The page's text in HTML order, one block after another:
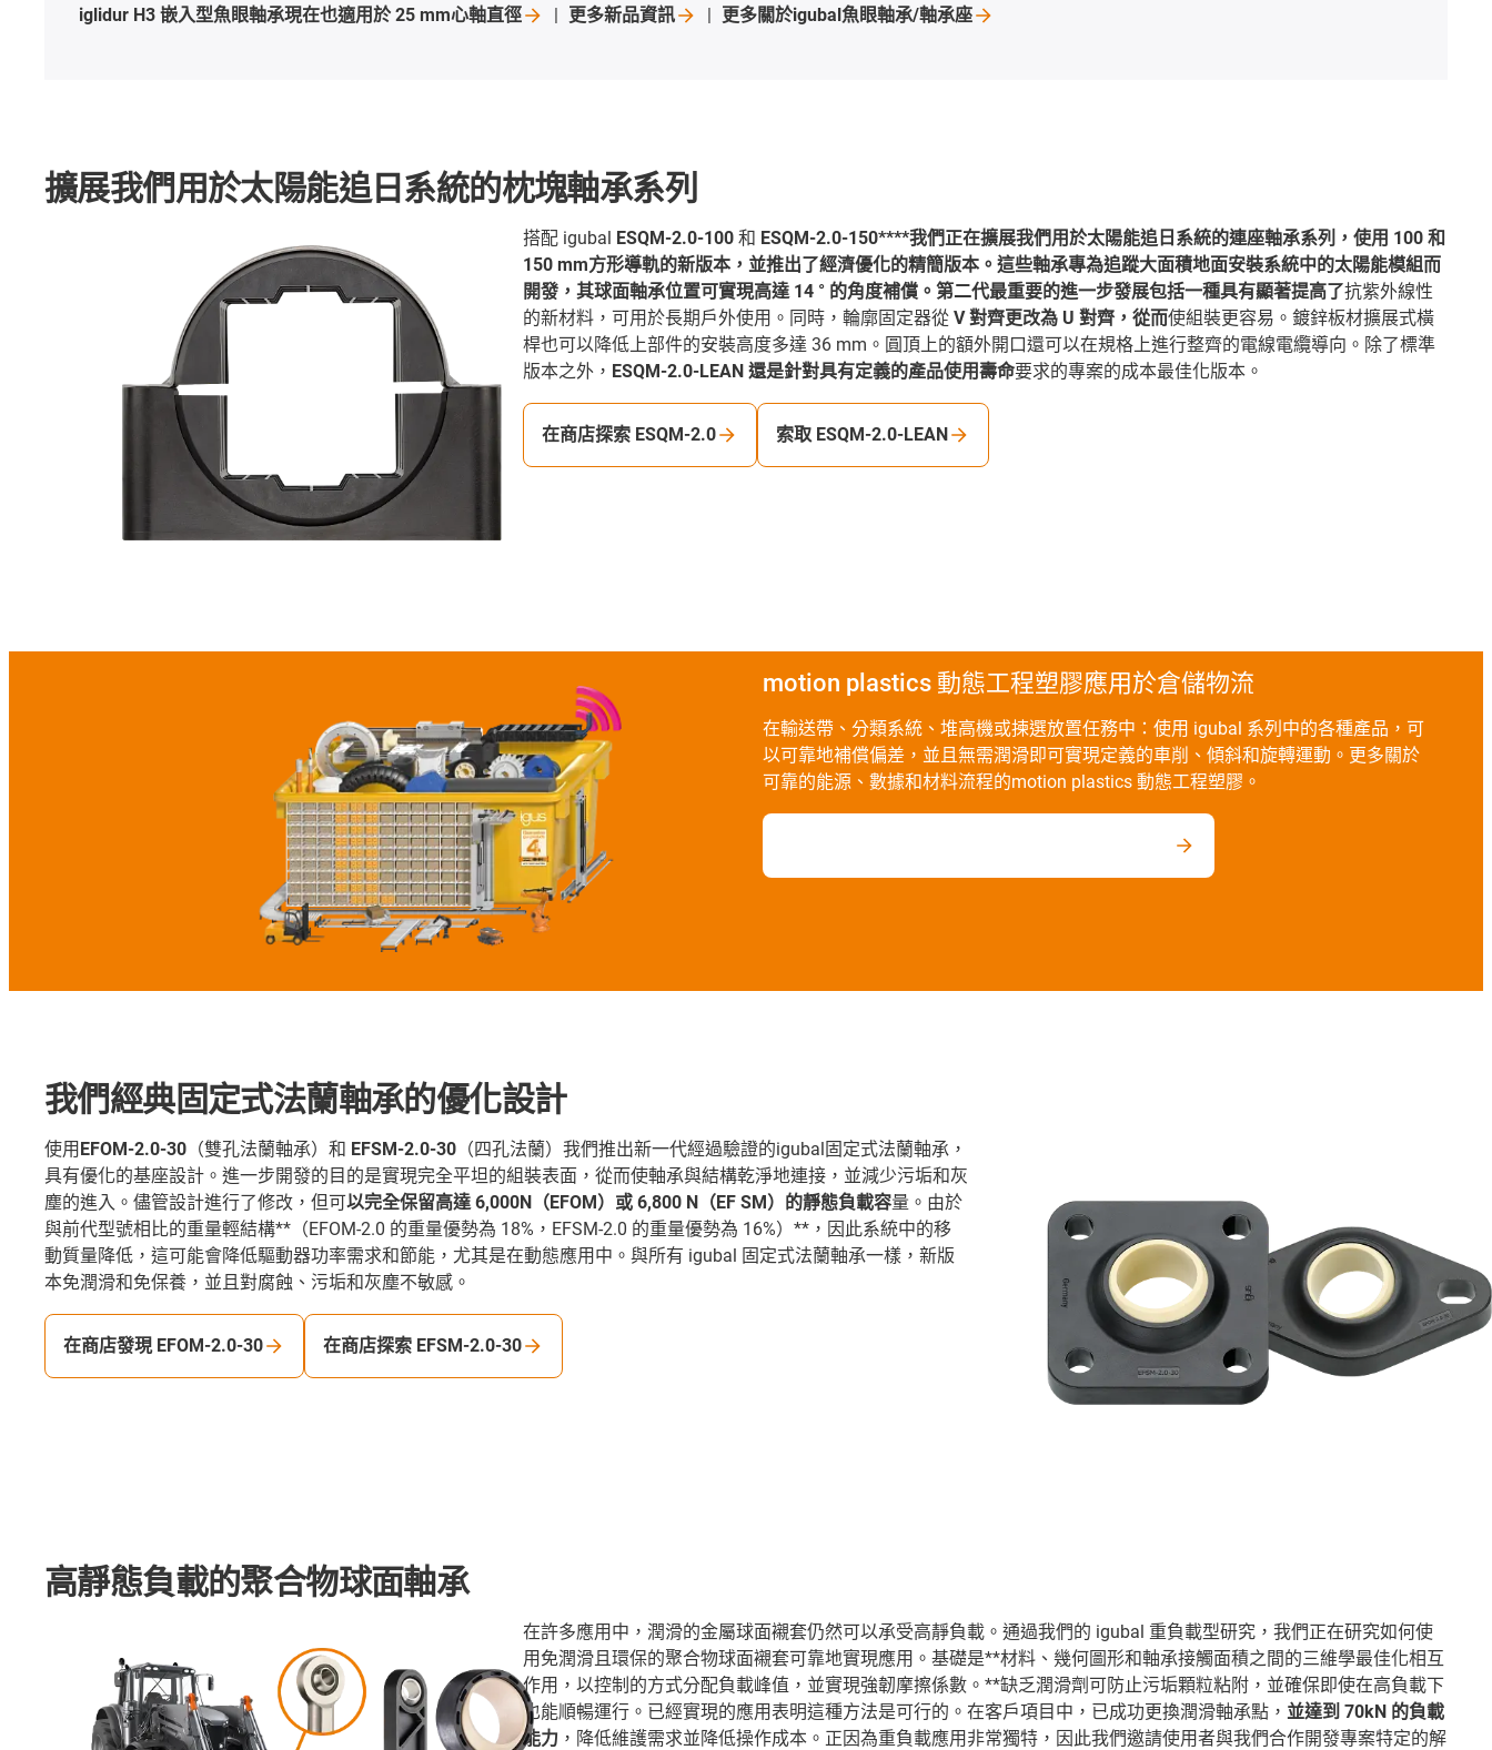
iglidur H3 嵌入型魚眼軸承現在也適用於 25mm心軸直徑 更多新品資訊 更多關於igubal魚眼軸承/軸承座
擴展我們用於太陽能追日系統的枕塊軸承系列
搭配 igubal ESQM-2.0-100 和 ESQM-2.0-150****我們正在擴展我們用於太陽能追日系統的連座軸承系列，使用 100 和
150 mm方形導軌的新版本，並推出了經濟優化的精簡版本。這些軸承專為追蹤大面積地面安裝系統中的太陽能模組而
開發，其球面軸承位置可實現高達 14 ° 的角度補償。第二代最重要的進一步發展包括一種具有顯著提高了抗紫外線性
的新材料，可用於長期戶外使用。同時，輪廓固定器從V 對齊更改為 U 對齊，從而使組裝更容易。鍍鋅板材擴展式橫
桿也可以降低上部件的安裝高度多達 36 mm。圓頂上的額外開口還可以在規格上進行整齊的電線電纜導向。除了標準
版本之外， ESQM-2.0-LEAN 還是針對具有定義的產品使用壽命要求的專案的成本最佳化版本。
在商店探索 ESQM-2.0 索取 ESQM-2.0-LEAN
motion plastics 動態工程塑膠應用於倉儲物流
在輸送帶、分類系統、堆高機或揀選放置任務中：使用 igubal 系列中的各種產品，可
以可靠地補償偏差，並且無需潤滑即可實現定義的車削、傾斜和旋轉運動。更多關於
可靠的能源、數據和材料流程的motion plastics 動態工程塑膠。
我們經典固定式法蘭軸承的優化設計
使用 EFOM-2.0-30 （雙孔法蘭軸承）和 EFSM-2.0-30 （四孔法蘭）我們推出新一代經過驗證的igubal固定式法蘭軸承，
具有優化的基座設計。進一步開發的目的是實現完全平坦的組裝表面，從而使軸承與結構乾淨地連接，並減少污垢和灰
塵的進入。儘管設計進行了修改，但可以完全保留高達 6,000N（EFOM）或 6,800 N（EF SM）的靜態負載容量。由於
與前代型號相比的重量輕結構**（EFOM-2.0 的重量優勢為 18%，EFSM-2.0 的重量優勢為 16%）**，因此系統中的移
動質量降低，這可能會降低驅動器功率需求和節能，尤其是在動態應用中。與所有 igubal 固定式法蘭軸承一樣，新版
本免潤滑和免保養，並且對腐蝕、污垢和灰塵不敏感。
在商店發現 EFOM-2.0-30 在商店探索 EFSM-2.0-30
高靜態負載的聚合物球面軸承
在許多應用中，潤滑的金屬球面襯套仍然可以承受高靜負載。通過我們的 igubal 重負載型研究，我們正在研究如何使
用免潤滑且環保的聚合物球面襯套可靠地實現應用。基礎是**材料、幾何圖形和軸承接觸面積之間的三維學最佳化相互
作用，以控制的方式分配負載峰值，並實現強韌摩擦係數。**缺乏潤滑劑可防止污垢顆粒粘附，並確保即使在高負載下
也能順暢運行。已經實現的應用表明這種方法是可行的。在客戶項目中，已成功更換潤滑軸承點，並達到 70kN 的負載
能力 ，降低維護需求並降低操作成本。正因為重負載應用非常獨特，因此我們邀請使用者與我們合作開發專案特定的解